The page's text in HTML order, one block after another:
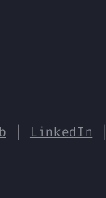
LinkedIn